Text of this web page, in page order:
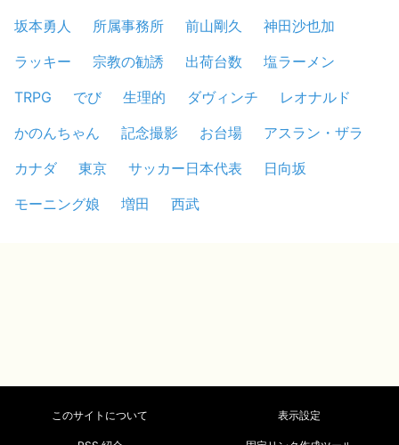
坂本勇人
所属事務所 前山剛久
神田沙也加
ラッキー
宗教の勧誘 出荷台数
塩ラーメン
TRPG
でび 生理的 ダヴィンチ
レオナルド
かのんちゃん
記念撮影 お台場
アスラン・ザラ
カナダ
東京 サッカー日本代表
日向坂
モーニング娘
増田 西武
このサイトについて 表示設定